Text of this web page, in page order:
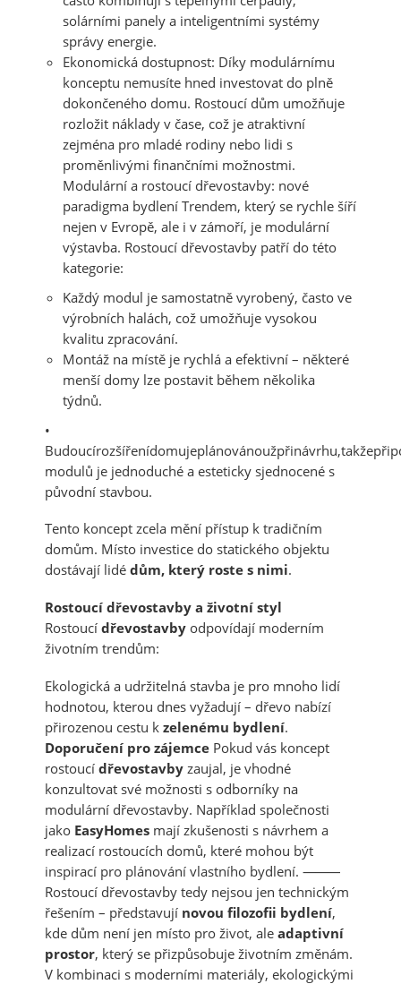
solárními panely a inteligentními systémy
správy energie.
Ekonomická dostupnost: Díky modulárnímu
konceptu nemusíte hned investovat do plně
dokončeného domu. Rostoucí dům umožňuje
rozložit náklady v čase, což je atraktivní
zejména pro mladé rodiny nebo lidi s
proměnlivými finančními možnostmi.
Modulární a rostoucí dřevostavby: nové
paradigma bydlení Trendem, který se rychle šíří
nejen v Evropě, ale i v zámoří, je modulární
výstavba. Rostoucí dřevostavby patří do této
kategorie:
Každý modul je samostatně vyrobený, často ve
výrobních halách, což umožňuje vysokou
kvalitu zpracování.
Montáž na místě je rychlá a efektivní – některé
menší domy lze postavit během několika
týdnů.
•
modulů je jednoduché a esteticky sjednocené s
původní stavbou.
Tento koncept zcela mění přístup k tradičním
domům. Místo investice do statického objektu
dostávají lidé dům, který roste s nimi.
Rostoucí dřevostavby a životní styl
Rostoucí dřevostavby odpovídají moderním
životním trendům:
Ekologická a udržitelná stavba je pro mnoho lidí
hodnotou, kterou dnes vyžadují – dřevo nabízí
přirozenou cestu k zelenému bydlení.
Doporučení pro zájemce Pokud vás koncept
rostoucí dřevostavby zaujal, je vhodné
konzultovat své možnosti s odborníky na
modulární dřevostavby. Například společnosti
jako EasyHomes mají zkušenosti s návrhem a
realizací rostoucích domů, které mohou být
inspirací pro plánování vlastního bydlení. ⸻
Rostoucí dřevostavby tedy nejsou jen technickým
řešením – představují novou filozofii bydlení,
kde dům není jen místo pro život, ale adaptivní
prostor, který se přizpůsobuje životním změnám.
V kombinaci s moderními materiály, ekologickými